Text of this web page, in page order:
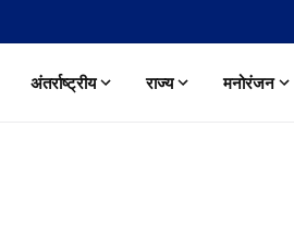
अंतर्राष्ट्रीय राज्य मनोरंजन